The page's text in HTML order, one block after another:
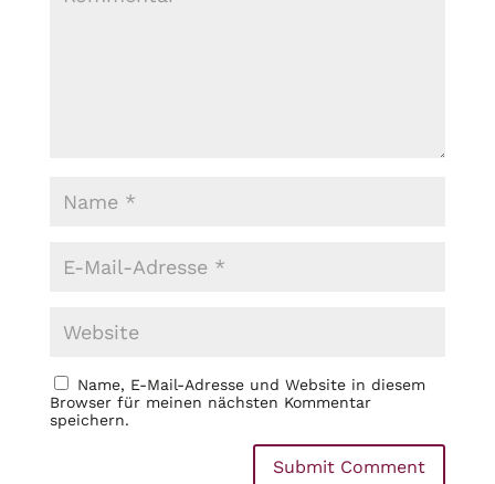
Name, E-Mail-Adresse und Website in diesem
Browser für meinen nächsten Kommentar
speichern.